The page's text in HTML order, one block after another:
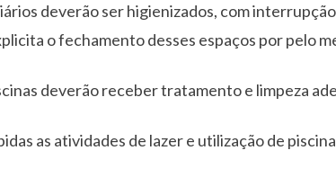
deverão ser higienizados, com
o fechamento desses espaços por pelo
deverão receber tratamento e limpeza
as atividades de lazer e utilização de